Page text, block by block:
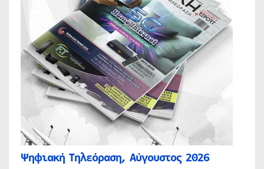
Ψηφιακή Τηλεόραση, Αύγουστος 2026